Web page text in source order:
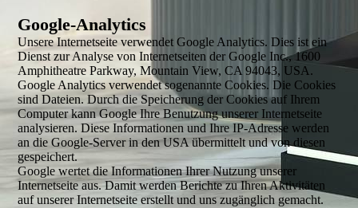
Google-Analytics
Unsere Internetseite verwendet Google Analytics. Dies ist ein
Dienst zur Analyse von Internetseiten der Google Inc., 1600
Amphitheatre Parkway, Mountain View, CA 94043, USA.
Google Analytics verwendet sogenannte Cookies. Die Cookies
sind Dateien. Durch die Speicherung der Cookies auf Ihrem
Computer kann Google Ihre Benutzung unserer Internetseite
analysieren. Diese Informationen und Ihre IP-Adresse werden
an die Google-Server in den USA übermittelt und von diesen
gespeichert.
Google wertet die Informationen Ihrer Nutzung unserer
Internetseite aus. Damit werden Berichte zu Ihren Aktivitäten
auf unserer Internetseite erstellt und uns zugänglich gemacht.